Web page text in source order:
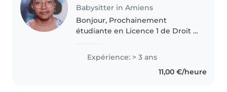
Babysitter in Amiens
Bonjour, Prochainement
étudiante en Licence 1 de Droit à
Verne à Amiens, je propose mes
services pour la garde de vos
enfants et l'accompagnement
Expérience: > 3 ans
11,00 €/heure